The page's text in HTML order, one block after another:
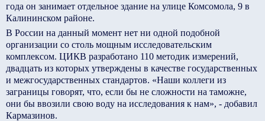
года он занимает отдельное здание на улице Комсомола, 9 в
Калининском районе.
В России на данный момент нет ни одной подобной
организации со столь мощным исследовательским
комплексом. ЦИКВ разработано 110 методик измерений,
двадцать из которых утверждены в качестве государственных
и межгосударственных стандартов. «Наши коллеги из
заграницы говорят, что, если бы не сложности на таможне,
они бы ввозили свою воду на исследования к нам», - добавил
Кармазинов.